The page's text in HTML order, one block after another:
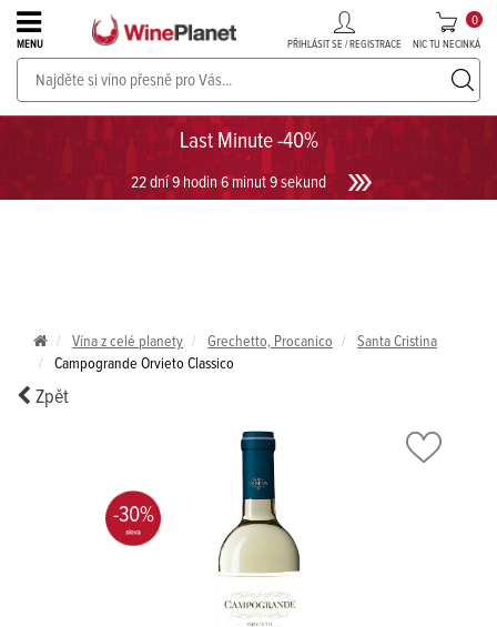
Last Minute -40%
22 dní 9 hodin 6 minut 9 sekund
MENU PŘIHLÁSIT SE / REGISTRACE NIC TU NECINKÁ
0
PROSECCO v akci až do -30%!UKÁZAT PROSECCO
Vína z celé planety Grechetto, Procanico
Santa Cristina
Campogrande Orvieto Classico
Zpět
-30%